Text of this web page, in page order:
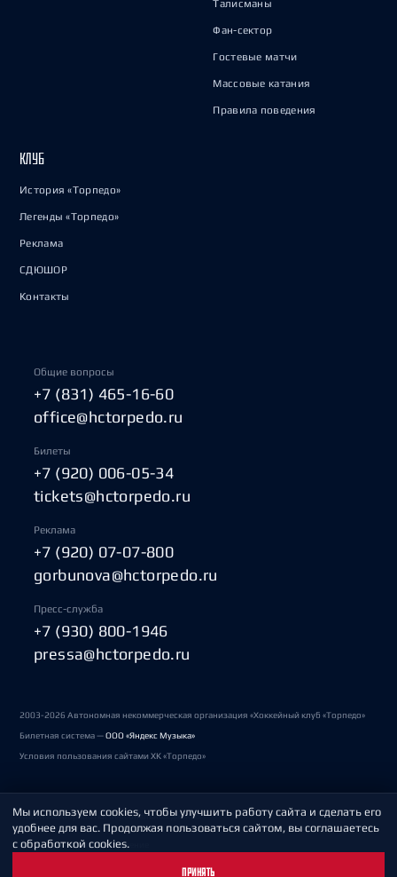
Талисманы
Фан-сектор
Гостевые матчи
Массовые катания
Правила поведения
КЛУБ
История «Торпедо»
Легенды «Торпедо»
Реклама
СДЮШОР
Контакты
Общие вопросы
+7 (831) 465-16-60
office@hctorpedo.ru
Билеты
+7 (920) 006-05-34
tickets@hctorpedo.ru
Реклама
+7 (920) 07-07-800
gorbunova@hctorpedo.ru
Пресс-служба
+7 (930) 800-1946
pressa@hctorpedo.ru
2003-2026 Автономная некоммерческая организация «Хоккейный клуб «Торпедо»
Билетная система —ООО «Яндекс Музыка»
Условия пользования сайтами ХК «Торпедо»
Политика обработки персональных данных
Пользовательское соглашение
Мы используем cookies, чтобы улучшить работу сайта и сделать его
удобнее для вас. Продолжая пользоваться сайтом, вы соглашаетесь
с обработкой cookies.
ПРИНЯТЬ